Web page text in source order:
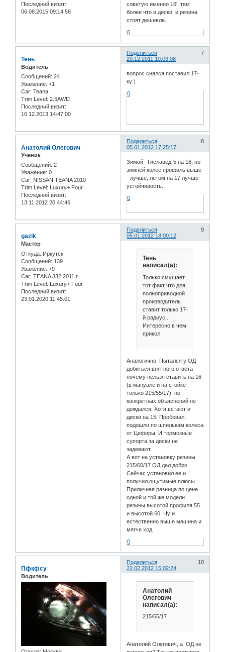
Последний визит:
06.08.2015 09:14:58
советую именно 16', тем
более что и диски, и резина
стоят дешевле.
0
Поделиться
7
20.12.2011 10:03:08
Тень
Водитель
Сообщений: 24
Уважение: +1
Car: Teana
Trim Level: 2.5AWD
Последний визит:
16.12.2013 14:47:00
вопрос снялся поставил 17-
ку )
0
Поделиться
8
05.01.2012 17:25:17
Анатолий Олегович
Ученик
Сообщений: 2
Уважение: 0
Car: NISSAN TEANA 2010
Trim Level: Luxury+ Four
Последний визит:
13.11.2012 20:44:46
Зимой Гиславед-5 на 16, по
зимней колее профиль выше
- лучше, летом на 17 лучше
устойчивость.
0
Поделиться
9
05.01.2012 18:00:12
gazik
Мастер
Откуда: Иркутск
Сообщений: 139
Уважение: +9
Car: TEANA J32 2011 г.
Trim Level: Luxury+ Four
Последний визит:
23.01.2020 11:45:01
Тень
написал(а):
Только смущает
тот факт что для
полноприводной
производитель
ставит только 17-
й радиус...
Интересно в чем
прикол
Аналогично. Пытался у ОД
добиться внятного ответа
почему нельзя ставить на 16
(в мануале и на стойке
только 215/55/17), но
конкретных объяснений не
дождался. Хотя встают и
диски на 15! Пробовал,
подошли по шпилькам колеса
от Цефиры. И тормозные
супорта за диски не
задевают.
А вот на установку резины
215/60/17 ОД дал добро.
Сейчас установил ее и
получил ощутимые плюсы.
Приличная разница по цене
одной и той же модели
резины высотой профиля 55
и высотой 60. Ну и
естественно выше машина и
мягче ход.
0
Поделиться
10
22.02.2012 15:02:24
Пфкфсу
Водитель
Анатолий
Олегович
написал(а):
215/55/17
Анатолий Олегович, а ОД не